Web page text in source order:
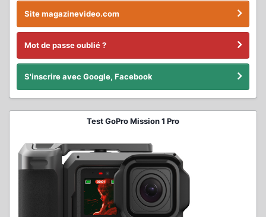
Site magazinevideo.com
Mot de passe oublié ?
S'inscrire avec Google, Facebook
Test GoPro Mission 1 Pro